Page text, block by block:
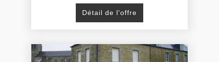
Détail de l'offre